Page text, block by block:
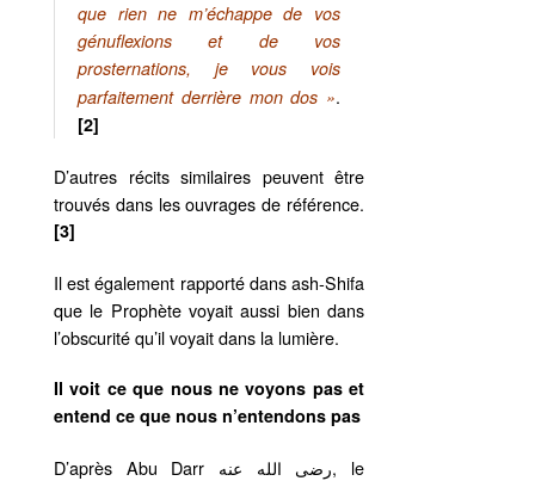
que rien ne m’échappe de vos
génuflexions et de vos
prosternations, je vous vois
parfaitement derrière mon dos ».
[2]
D’autres récits similaires peuvent être
trouvés dans les ouvrages de référence.
[3]
Il est également rapporté dans ash-Shifa
que le Prophète voyait aussi bien dans
l’obscurité qu’il voyait dans la lumière.
Il voit ce que nous ne voyons pas et
entend ce que nous n’entendons pas
D’après Abu Darr رضى الله عنه, le